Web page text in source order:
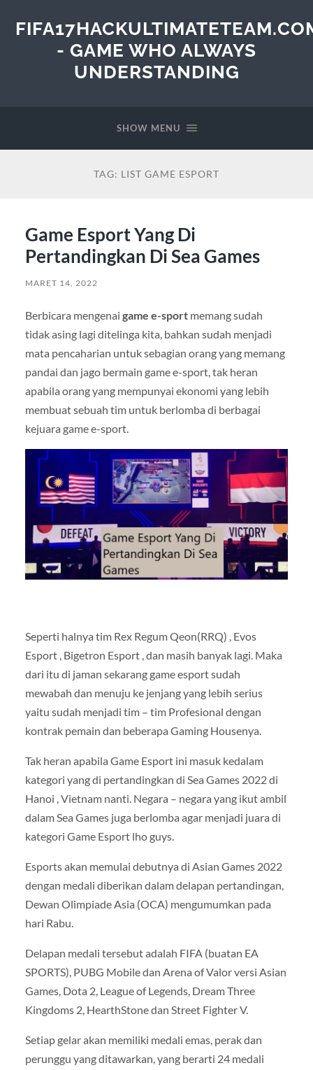
- GAME WHO ALWAYS
UNDERSTANDING
SHOW MENU
TAG: LIST GAME ESPORT
Game Esport Yang Di
Pertandingkan Di Sea Games
MARET 14, 2022
Berbicara mengenai game e-sportmemang sudah
tidak asing lagi ditelinga kita, bahkan sudah menjadi
mata pencaharian untuk sebagian orang yang memang
pandai dan jago bermain game e-sport, tak heran
apabila orang yang mempunyai ekonomi yang lebih
membuat sebuah tim untuk berlomba di berbagai
kejuara game e-sport.
Seperti halnya tim Rex Regum Qeon(RRQ) , Evos
Esport , Bigetron Esport , dan masih banyak lagi. Maka
dari itu di jaman sekarang game esport sudah
mewabah dan menuju ke jenjang yang lebih serius
yaitu sudah menjadi tim – tim Profesional dengan
kontrak pemain dan beberapa Gaming Housenya.
Tak heran apabila Game Esport ini masuk kedalam
kategori yang di pertandingkan di Sea Games 2022 di
Hanoi , Vietnam nanti. Negara – negara yang ikut ambil
dalam Sea Games juga berlomba agar menjadi juara di
kategori Game Esport lho guys.
Esports akan memulai debutnya di Asian Games 2022
dengan medali diberikan dalam delapan pertandingan,
Dewan Olimpiade Asia (OCA) mengumumkan pada
hari Rabu.
Delapan medali tersebut adalah FIFA (buatan EA
SPORTS), PUBG Mobile dan Arena of Valor versi Asian
Games, Dota 2, League of Legends, Dream Three
Kingdoms 2, HearthStone dan Street Fighter V.
Setiap gelar akan memiliki medali emas, perak dan
perunggu yang ditawarkan, yang berarti 24 medali